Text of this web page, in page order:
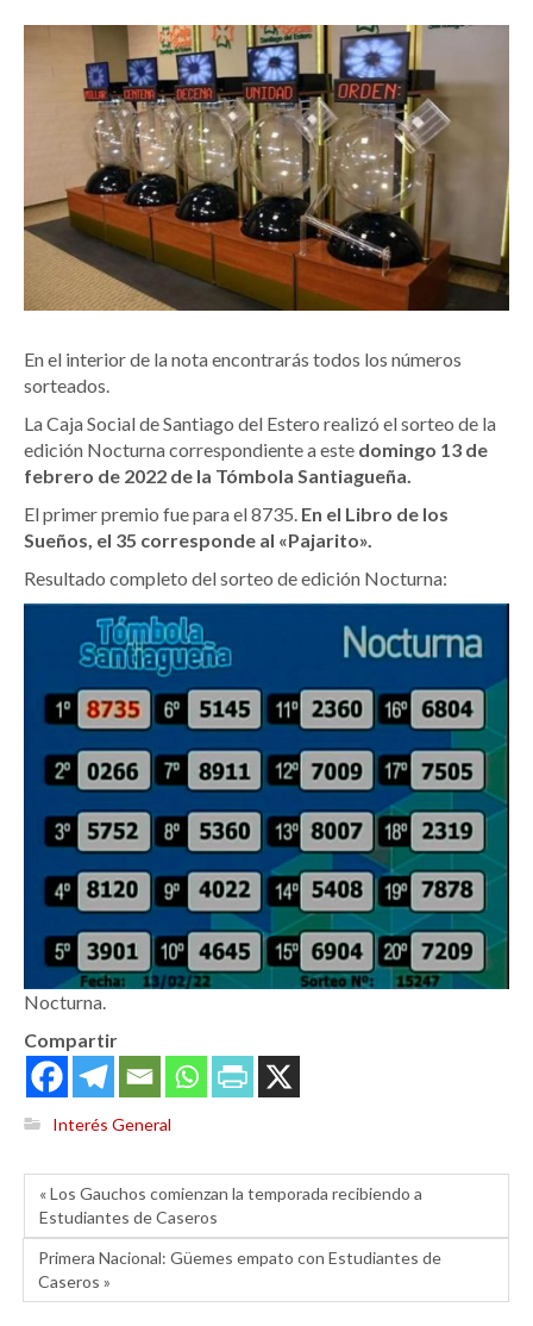
En el interior de la nota encontrarás todos los números
sorteados.
La Caja Social de Santiago del Estero realizó el sorteo de la
edición Nocturna correspondiente a este domingo 13 de
febrero de 2022 de la Tómbola Santiagueña.
El primer premio fue para el 8735. En el Libro de los
Sueños, el 35 corresponde al «Pajarito».
Resultado completo del sorteo de edición Nocturna:
Nocturna.
Compartir
Interés General
« Los Gauchos comienzan la temporada recibiendo a
Estudiantes de Caseros
Primera Nacional: Güemes empato con Estudiantes de
Caseros »